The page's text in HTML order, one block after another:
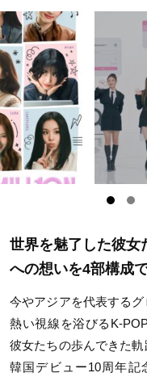
世界を魅了した彼女
への想いを4部構成
今やアジアを代表する
熱い視線を浴びるK-
彼女たちの歩んできた
韓国デビュー10周年記